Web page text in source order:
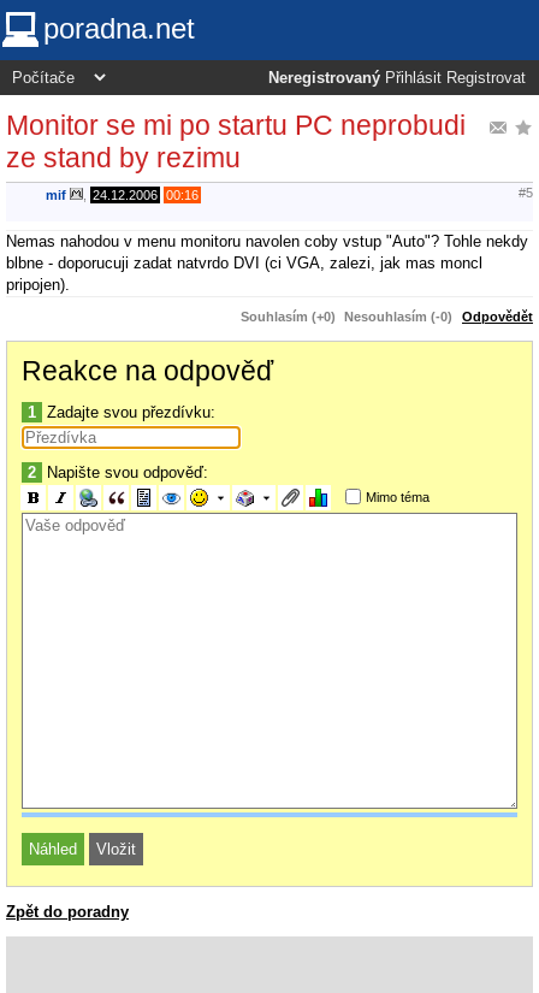
poradna.net
Neregistrovaný Přihlásit Registrovat
Monitor se mi po startu PC neprobudi
ze stand by rezimu
mif 24.12.2006 00:16 #5
Nemas nahodou v menu monitoru navolen coby vstup "Auto"? Tohle nekdy
blbne - doporucuji zadat natvrdo DVI (ci VGA, zalezi, jak mas moncl
pripojen).
Souhlasím (+0) Nesouhlasím (-0) Odpovědět
Reakce na odpověď
1 Zadajte svou přezdívku:
2 Napište svou odpověď:
Mimo téma
Zpět do poradny